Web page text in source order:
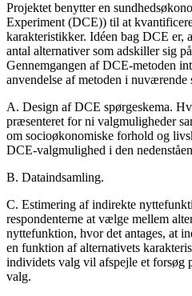
Projektet benytter en
Experiment (DCE)) til at
karakteristikker. Idéen bag DCE er,
antal alternativer som adskiller sig
Gennemgangen af DCE-metoden
anvendelse af metoden i
A. Design af DCE spørgeskema.
præsenteret for ni valgmuligheder
om socioøkonomiske forhold og
DCE-valgmulighed i den
B. Dataindsamling.
C. Estimering af indirekte
respondenterne at vælge mellem
nyttefunktion, hvor det antages, at
en funktion af alternativets
individets valg vil afspejle et forsøg
valg.